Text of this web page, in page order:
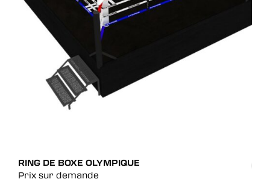
RING DE BOXE OLYMPIQUE
Prix sur demande